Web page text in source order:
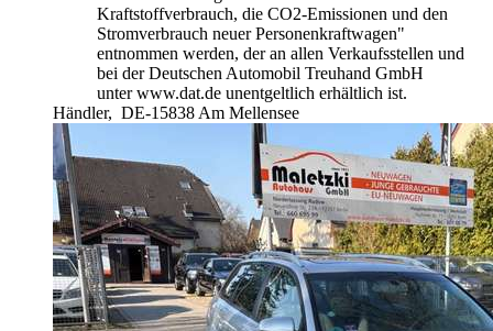
Kraftstoffverbrauch, die CO2-Emissionen und den
Stromverbrauch neuer Personenkraftwagen"
entnommen werden, der an allen Verkaufsstellen und
bei der Deutschen Automobil Treuhand GmbH
unter www.dat.de unentgeltlich erhältlich ist.
Händler, DE-15838 Am Mellensee